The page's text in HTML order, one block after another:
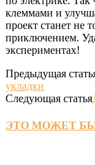
клеммами и
проект станет не
приключением.
экспериментах!
Предыдущая
укладки
Следующая статья
ЭТО МОЖЕТ